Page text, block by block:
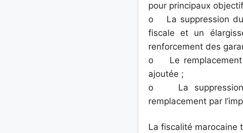
pour principaux
o La suppression du
fiscale et un
renforcement des
o Le remplacement
ajoutée ;
o La suppression
remplacement par
La fiscalité marocaine